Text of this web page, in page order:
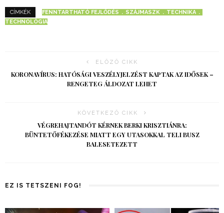
CÍMKÉK FENNTARTHATÓ FEJLŐDÉS SZÁJMASZK
TECHNIKA
TECHNOLÓGIA
ELŐZŐ CIKK
KORONAVÍRUS: HATÓSÁGI VESZÉLYJELZÉST KAPTAK AZ IDŐSEK –
RENGETEG ÁLDOZAT LEHET
KÖVETKEZŐ CIKK
VÉGREHAJTANDÓT KÉRNEK BERKI KRISZTIÁNRA:
BÜNTETŐFÉKEZÉSE MIATT EGY UTASOKKAL TELI BUSZ
BALESETEZETT
EZ IS TETSZENI FOG!